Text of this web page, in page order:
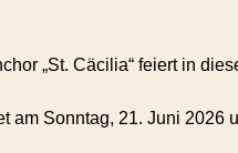
„St. Cäcilia“ feiert in
am Sonntag, 21. Juni 2026